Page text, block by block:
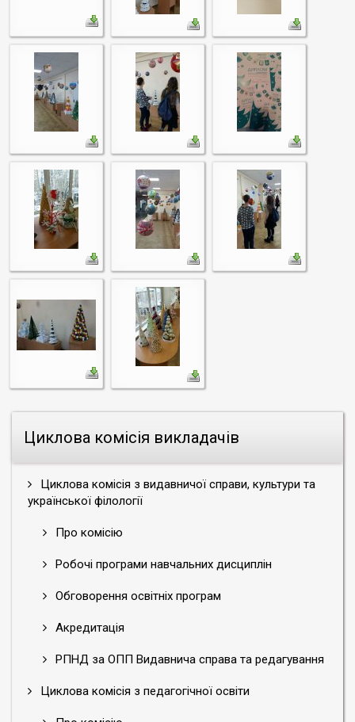
Циклова комісія викладачів
Циклова комісія з видавничої справи, культури та
української філології
Про комісію
Робочі програми навчальних дисциплін
Обговорення освітніх програм
Акредитація
РПНД за ОПП Видавнича справа та редагування
Циклова комісія з педагогічної освіти